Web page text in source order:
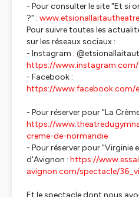
- Pour consulter le site "Et si
?" :
Pour suivre toutes les
sur les réseaux sociaux :
- Instagram :
https://
- Facebook :
https://www.facebook.com/
- Pour réserver pour "La
https://
creme-de-normandie
- Pour réserver pour "Virginie
d'Avignon : https://
avignon.com/spectacle/
Et le spectacle dont nous